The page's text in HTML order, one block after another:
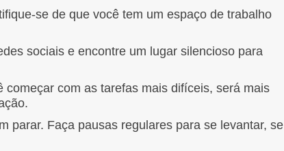
se de que você tem um espaço de trabalho
sociais e encontre um lugar silencioso para
começar com as tarefas mais difíceis, será mais
parar. Faça pausas regulares para se levantar, se